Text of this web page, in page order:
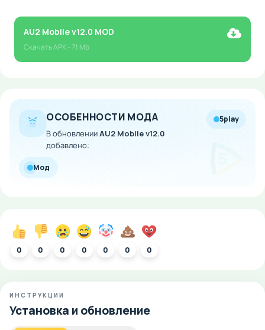
AU2 Mobile v12.0 MOD
СкачатьAPK- 71 Mb
ОСОБЕННОСТИ МОДА
В обновленииAU2 Mobile v12.0
добавлено:
5play
Мод
0 0 0 0 0 0 0
ИНСТРУКЦИИ
Установка и обновление